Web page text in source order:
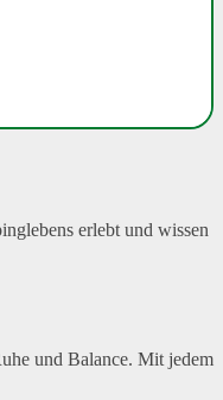
erlebt und wissen
und Balance. Mit jedem